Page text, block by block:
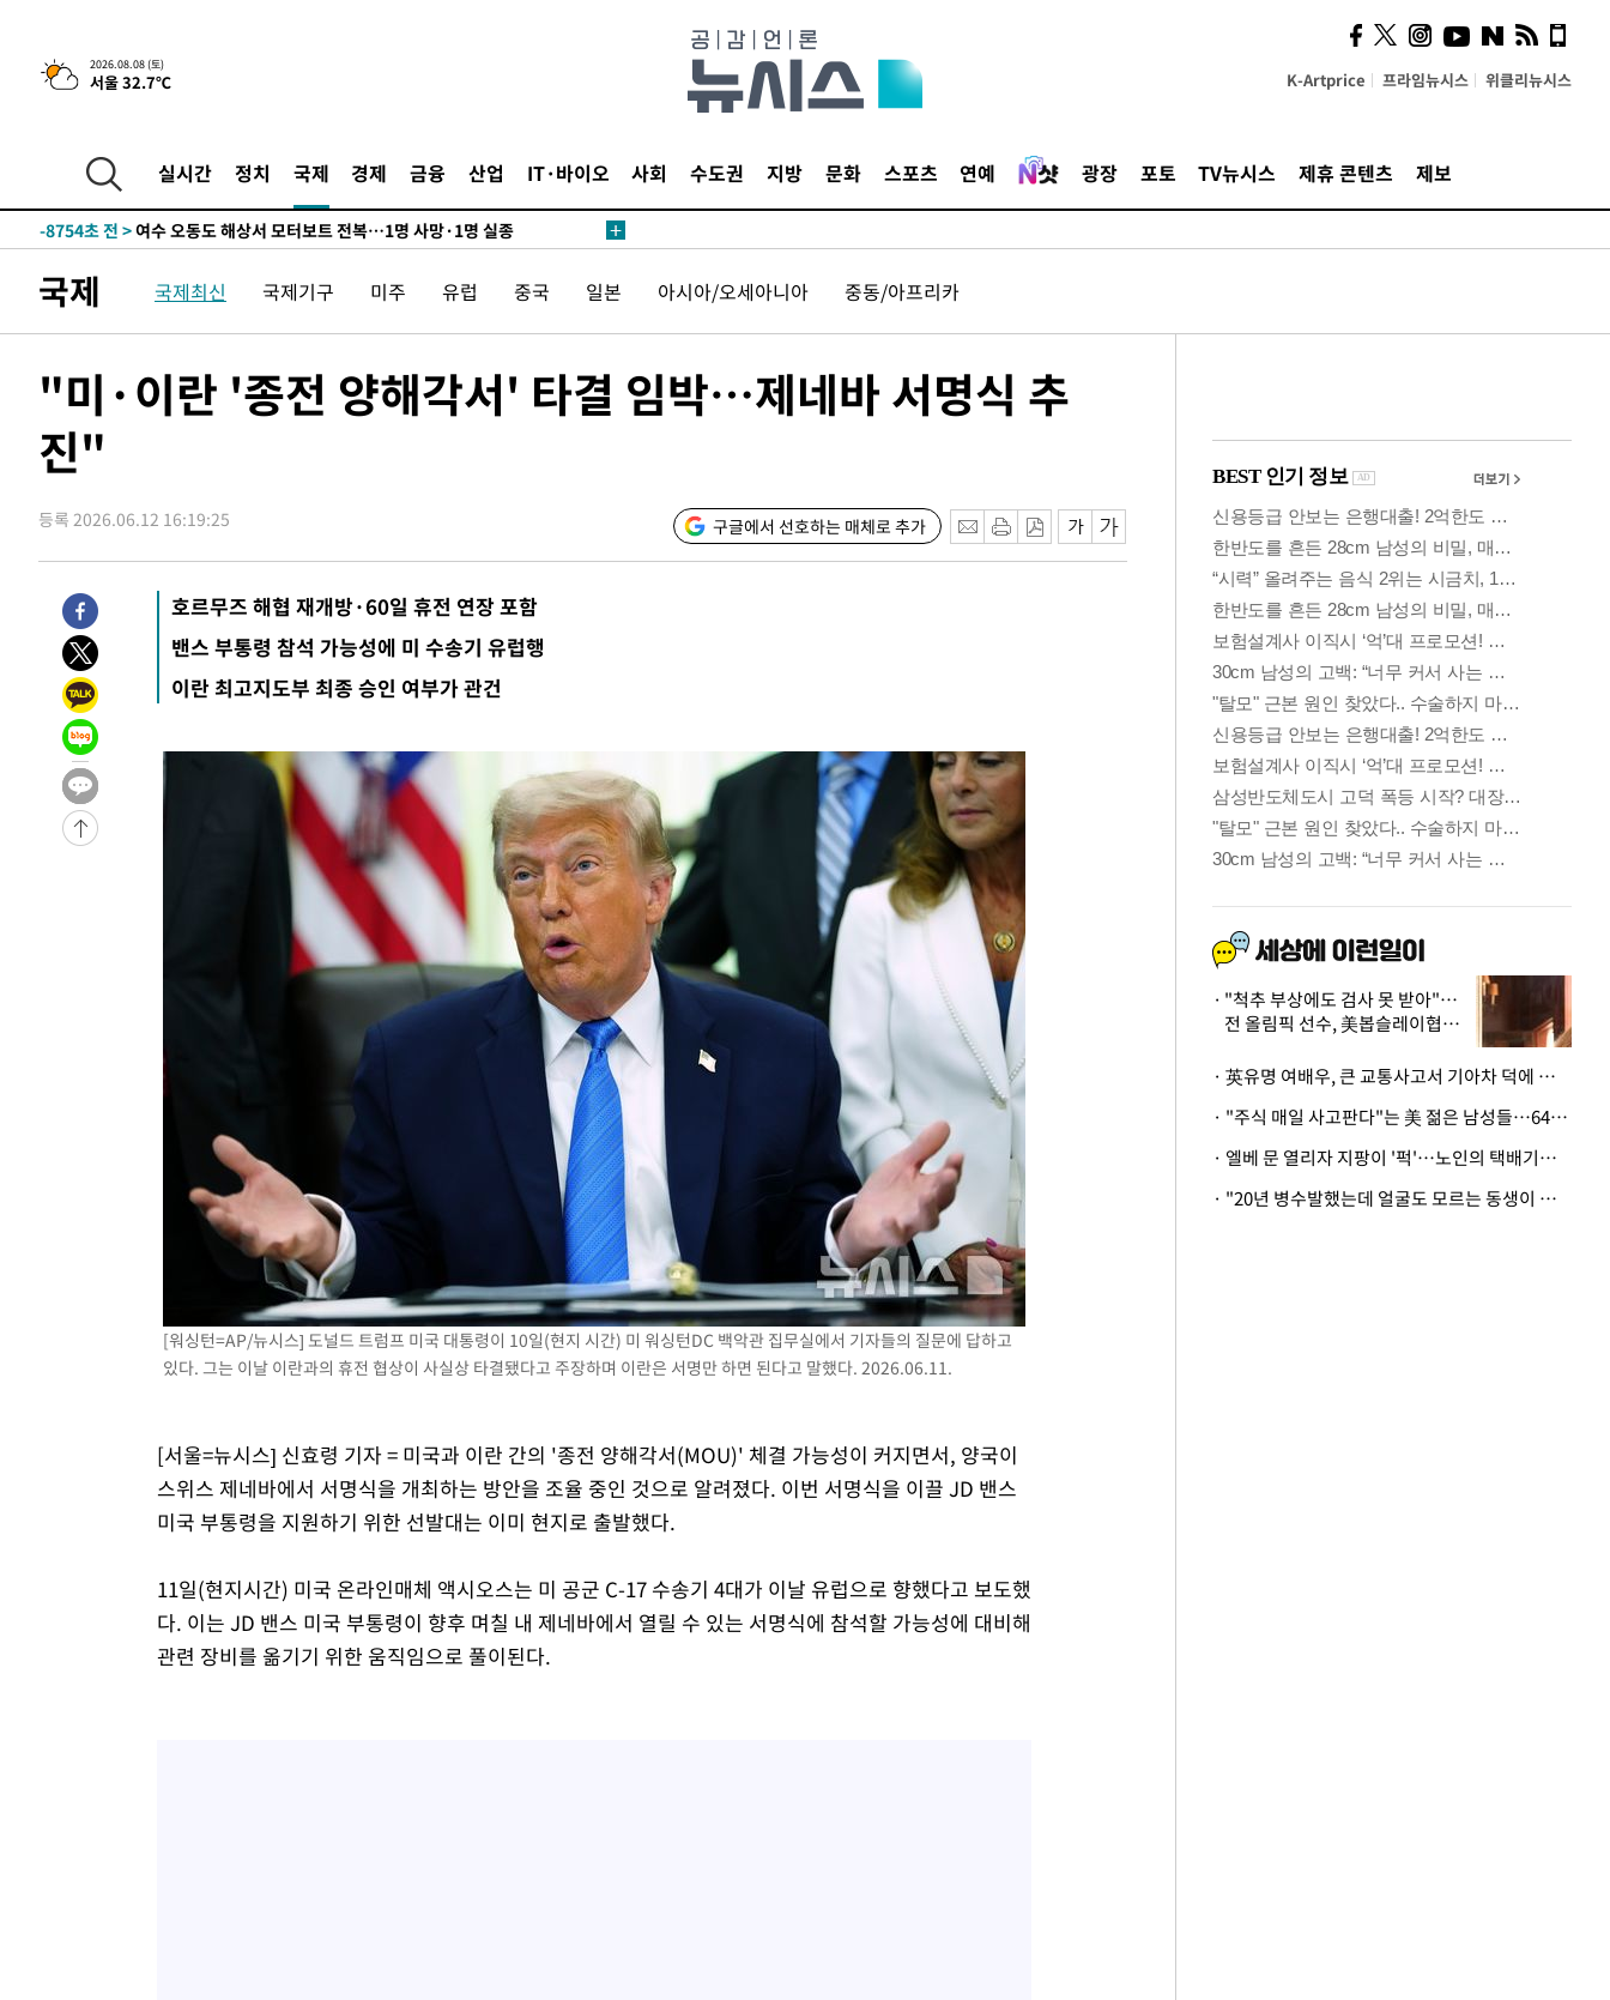
2026.08.08 (토)
서울 32.7℃ K-Artprice 프라임뉴시스 위클리뉴시스
실시간 정치 국제 경제 금융 산업 IT·바이오 사회 수도권 지방 문화 스포츠 연예 광장 포토 TV뉴시스 제휴 콘텐츠 제보
-18027초 전 >강릉에 시간당 81.4㎜ 물폭탄…도로 잠기고 담벼락 붕괴
-9378초 전 >
남자 농구, 나고야 아시안게임서 '홈팀' 일본과 한일전
-8754초 전 >여수 오동도 해상서 모터보트 전복…1명 사망·1명 실종
-4981초 전 >극한폭염 한풀 꺾이지만…'낮 최고 35도' 무더위, 열대야 계속[다음
주 날씨]
-1999초 전 >
축구협회 "압수수색·성접대 논란 사과…쇄신의 기회로 삼겠다"
4시간 전 >
[속보]뉴욕증시 상승 마감…S&P 0.6% 나스닥 1.3%↑
-26081초 전 >
낮 최고 35도 '무더위'…동해안 시간당 30㎜ '강한 비'[내일날씨]
-25351초 전 >
틀레티코 이적"
-24102초 전 >온열질환 사망자 3명 늘어…누적 환자 3000명 돌파
백운산서 80년근 천종산삼 9뿌리 발견…감정가 1.3억원
-11864초 전 > 선재도서 해루질 나섰다 실종 60대, 닷새 만에 숨진 채 발견
-9398초 전 >
남자 농구, 나고야 아시안게임서 '홈팀' 일본과 한일전
-8774초 전 >
여수 오동도 해상서 모터보트 전복…1명 사망·1명 실종
-5001초 전 >
주 날씨]
-2019초 전 >
축구협회 "압수수색·성접대 논란 사과…쇄신의 기회로 삼겠다"
-536초 전 >
[속보]'압수수색·성접대 논란' 축구협회 "실망과 걱정 안겨드려 죄송"
3시간 전 >
'최고 37도' 폭염 지속…강원동해안 최대 150㎜ 비
[속보]뉴욕증시 상승 마감…S&P 0.6% 나스닥 1.3%↑
국제 국제최신 국제기구 미주 유럽 중국 일본 아시아/오세아니아 중동/아프리카
"미·이란 '종전 양해각서' 타결 임박…제네바 서명식 추
진"
등록 2026.06.12 16:19:25 구글에서 선호하는 매체로 추가
호르무즈 해협 재개방·60일 휴전 연장 포함
밴스 부통령 참석 가능성에 미 수송기 유럽행
이란 최고지도부 최종 승인 여부가 관건
[워싱턴=AP/뉴시스] 도널드 트럼프 미국 대통령이 10일(현지 시간) 미 워싱턴DC 백악관 집무실에서 기자들의 질문에 답하고
있다. 그는 이날 이란과의 휴전 협상이 사실상 타결됐다고 주장하며 이란은 서명만 하면 된다고 말했다. 2026.06.11.
[서울=뉴시스] 신효령 기자 = 미국과 이란 간의 '종전 양해각서(MOU)' 체결 가능성이 커지면서, 양국이
스위스 제네바에서 서명식을 개최하는 방안을 조율 중인 것으로 알려졌다. 이번 서명식을 이끌 JD 밴스
미국 부통령을 지원하기 위한 선발대는 이미 현지로 출발했다.
11일(현지시간) 미국 온라인매체 액시오스는 미 공군 C-17 수송기 4대가 이날 유럽으로 향했다고 보도했
다. 이는 JD 밴스 미국 부통령이 향후 며칠 내 제네바에서 열릴 수 있는 서명식에 참석할 가능성에 대비해
관련 장비를 옮기기 위한 움직임으로 풀이된다.
사이 해답 찾았죠"…알을
깨고 나온 '초자아'
"척추 부상에도 검사 못 받아"…
전 올림픽 선수, 美봅슬레이협회
· 英유명 여배우, 큰 교통사고서 기아차 덕에 살았다
· "주식 매일 사고판다"는 美 젊은 남성들…64%가 "나는 인생의 패배자“
· 엘베 문 열리자 지팡이 '퍽'…노인의 택배기사 폭행 이유
· "20년 병수발했는데 얼굴도 모르는 동생이 유산 절반을"…배다른 형제 상속권 있을까